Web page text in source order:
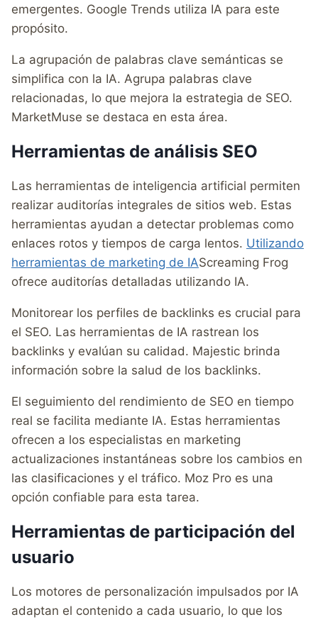
emergentes. Google Trends utiliza IA para este
propósito.
La agrupación de palabras clave semánticas se
simplifica con la IA. Agrupa palabras clave
relacionadas, lo que mejora la estrategia de SEO.
MarketMuse se destaca en esta área.
Herramientas de análisis SEO
Las herramientas de inteligencia artificial permiten
realizar auditorías integrales de sitios web. Estas
herramientas ayudan a detectar problemas como
enlaces rotos y tiempos de carga lentos. Utilizando
herramientas de marketing de IAScreaming Frog
ofrece auditorías detalladas utilizando IA.
Monitorear los perfiles de backlinks es crucial para
el SEO. Las herramientas de IA rastrean los
backlinks y evalúan su calidad. Majestic brinda
información sobre la salud de los backlinks.
El seguimiento del rendimiento de SEO en tiempo
real se facilita mediante IA. Estas herramientas
ofrecen a los especialistas en marketing
actualizaciones instantáneas sobre los cambios en
las clasificaciones y el tráfico. Moz Pro es una
opción confiable para esta tarea.
Herramientas de participación del
usuario
Los motores de personalización impulsados por IA
adaptan el contenido a cada usuario, lo que los